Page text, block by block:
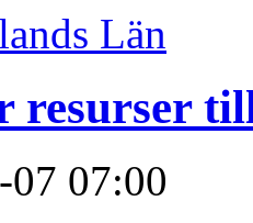
Län
resurser
07:00